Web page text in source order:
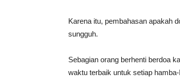
Karena itu, pembahasan apakah
sungguh.
Sebagian orang berhenti berdoa
waktu terbaik untuk setiap